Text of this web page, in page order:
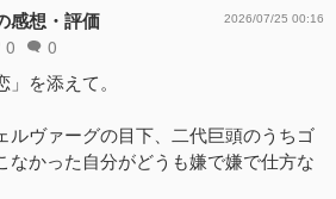
感想・評価
0 0
2026/07/25 00:16
を添えて。
ルヴァーグの目下、二代巨頭のうちゴ
なかった自分がどうも嫌で嫌で仕方な